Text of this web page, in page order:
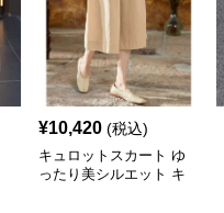
¥10,420 (税込)
キュロットスカート ゆ
ったり美シルエット キ